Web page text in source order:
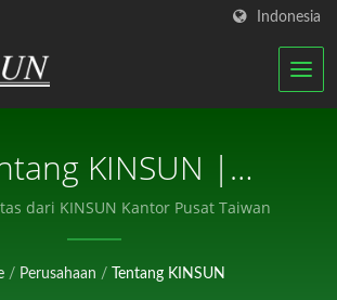
Indonesia
KINSUN |
Antena RF
Dan Konektor
dari KINSUN Kantor Pusat Taiwan
/ Perusahaan / Tentang KINSUN